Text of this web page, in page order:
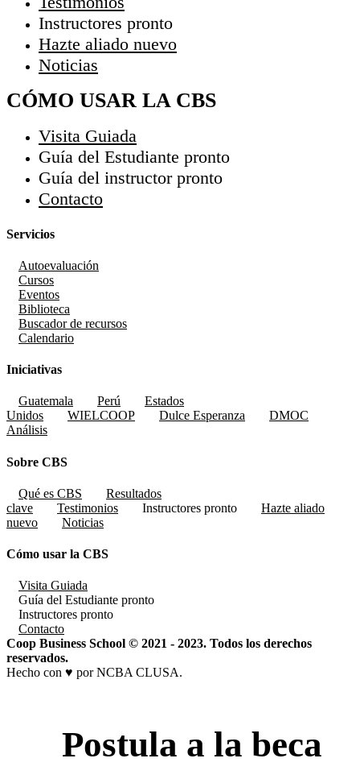
Instructores pronto
Hazte aliado nuevo
Noticias
CÓMO USAR LA CBS
Visita Guiada
Guía del Estudiante pronto
Guía del instructor pronto
Contacto
Servicios
Autoevaluación
Cursos
Eventos
Biblioteca
Buscador de recursos
Calendario
Iniciativas
Guatemala Perú
Estados
Unidos
WIELCOOP Dulce Esperanza
DMOC
Análisis
Sobre CBS
Qué es CBS
Resultados
clave
Testimonios Instructores pronto
Hazte aliado
nuevo
Noticias
Cómo usar la CBS
Visita Guiada
Guía del Estudiante pronto
Instructores pronto
Contacto
Coop Business School © 2021 - 2023. Todos los derechos
reservados.
Hecho con ♥ por NCBA CLUSA.
Postula a la beca